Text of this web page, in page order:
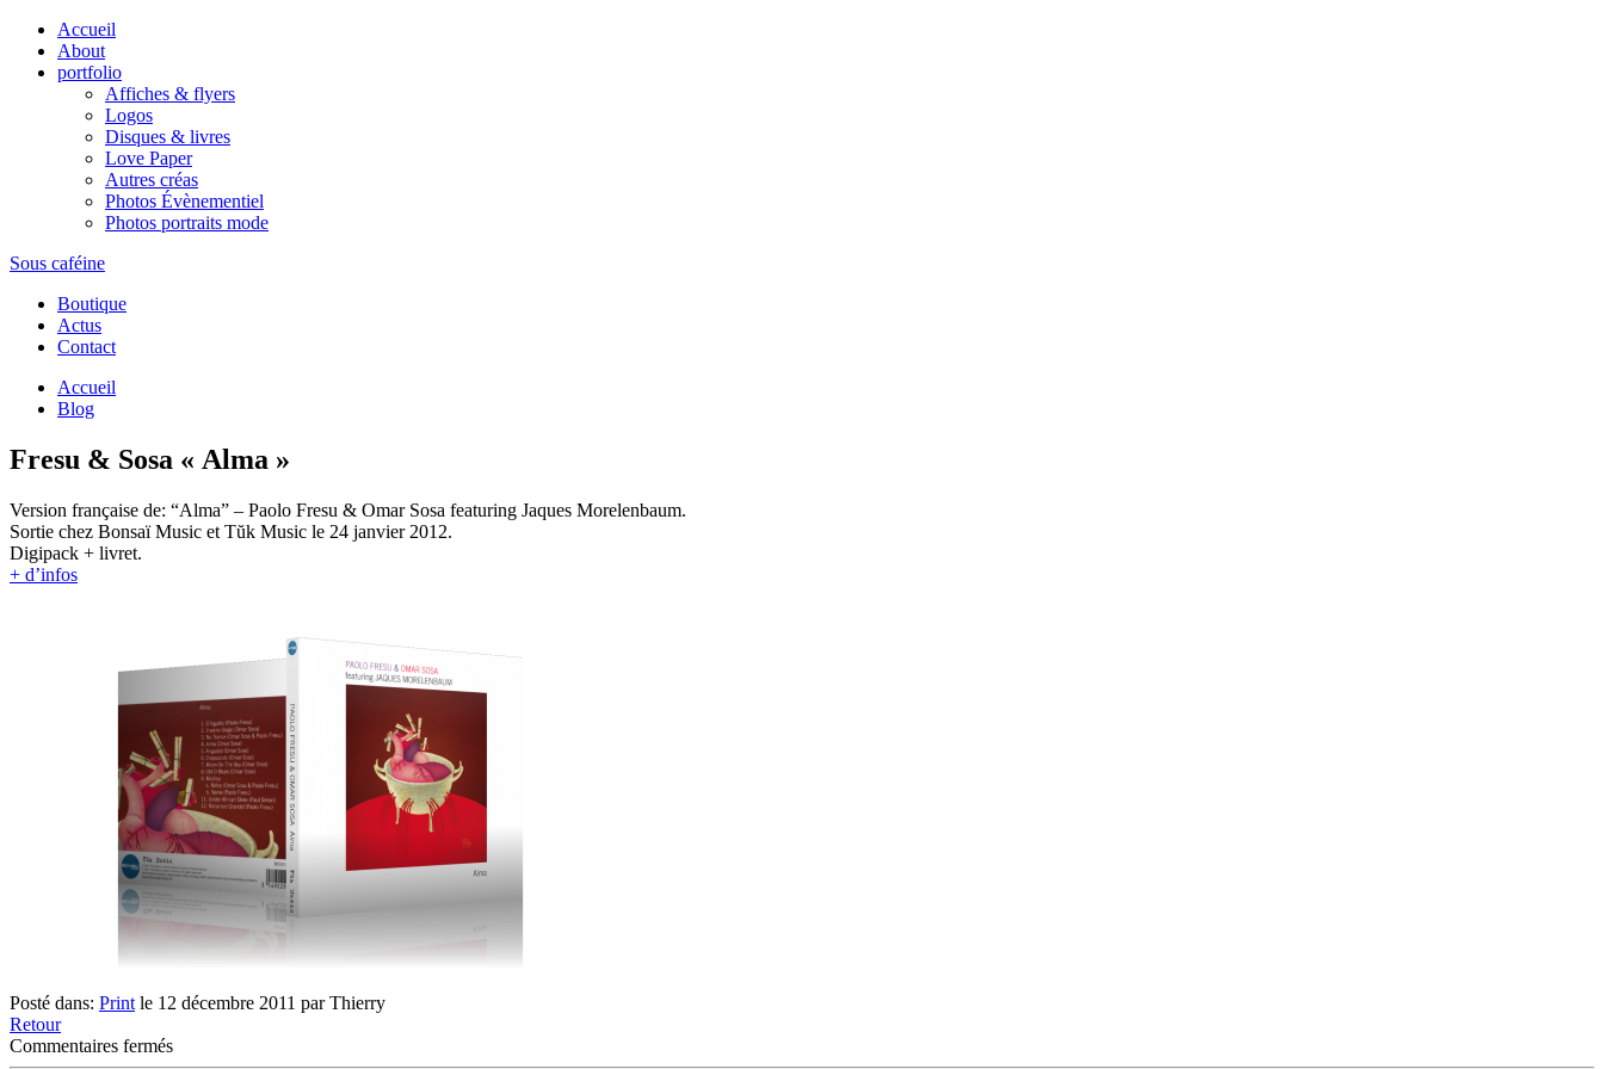
Accueil
About
portfolio
Affiches & flyers
Logos
Disques & livres
Love Paper
Autres créas
Photos Évènementiel
Photos portraits mode
Sous caféine
Boutique
Actus
Contact
Accueil
Blog
Fresu & Sosa « Alma »
Version française de: “Alma” – Paolo Fresu & Omar Sosa featuring Jaques Morelenbaum.
Sortie chez Bonsaï Music et Tŭk Music le 24 janvier 2012.
Digipack + livret.
+ d’infos
Posté dans: Print le 12 décembre 2011 par Thierry
Retour
Commentaires ferméssur